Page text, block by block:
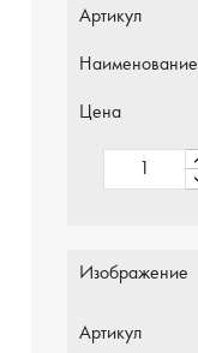
Артикул
Наименование
Цена
Изображение
Артикул